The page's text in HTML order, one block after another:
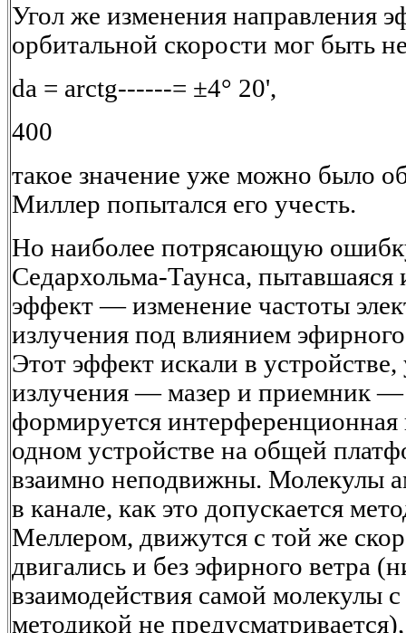
Угол же изменения направления
орбитальной скорости мог быть
da = arctg------= ±4° 20',
400
такое значение уже можно было
Миллер попытался его учесть.
Но наиболее потрясающую
Седархольма-Таунса, пытавшаяся
эффект — изменение частоты
излучения под влиянием
Этот эффект искали в
излучения — мазер и приемник —
формируется интерференционная
одном устройстве на общей
взаимно неподвижны. Молекулы
в канале, как это допускается
Меллером, движутся с той же
двигались и без эфирного ветра
взаимодействия самой молекулы
методикой не